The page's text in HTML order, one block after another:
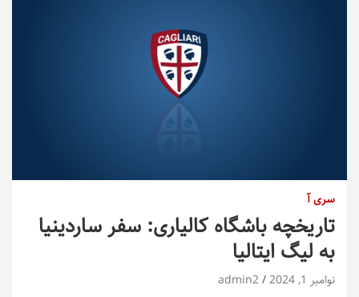
سری آ
تاریخچه باشگاه کالیاری: سفر ساردینیا
به لیگ ایتالیا
نوامبر 1, 2024 admin2